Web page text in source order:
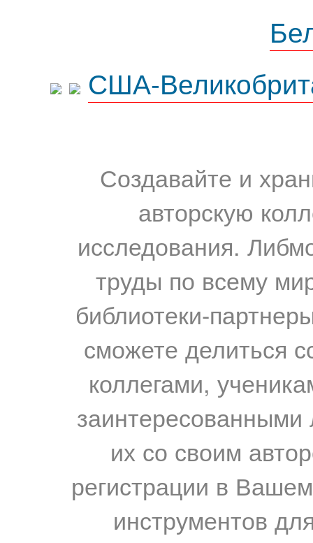
США-
Создавайте и
авторскую
исследования.
труды по всему
библиотеки-
сможете делиться
коллегами,
их со своим
регистрации в
инструментов